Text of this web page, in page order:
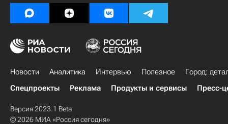
Новости Аналитика Интервью Полезное
Город:
Спецпроекты
Реклама Продукты и сервисы Пресс-
Версия 2023.1 Beta
© 2026 МИА «Россия сегодня»